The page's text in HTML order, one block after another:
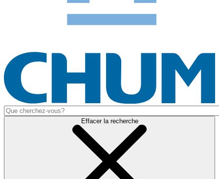
Effacer la recherche